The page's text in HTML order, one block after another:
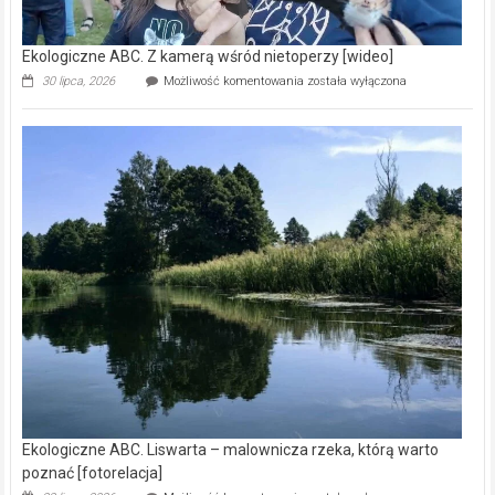
Ekologiczne ABC. Z kamerą wśród nietoperzy [wideo]
30 lipca, 2026 Możliwość komentowania Ekologiczne
kamerą
wśród
została wyłączona
Ekologiczne ABC. Liswarta – malownicza rzeka, którą warto
poznać [fotorelacja]